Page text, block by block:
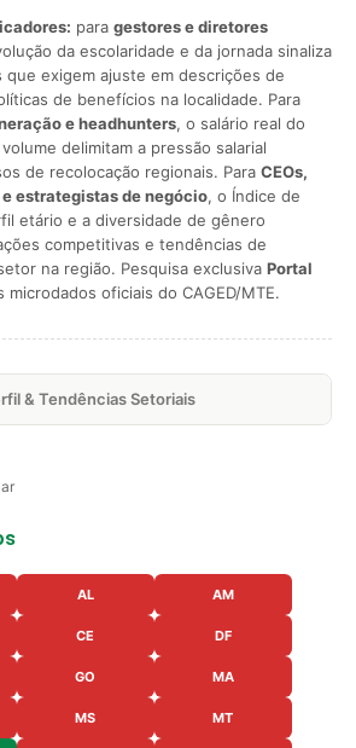
para gestores e diretores
da escolaridade e da jornada sinaliza
que exigem ajuste em descrições de
de benefícios na localidade. Para
e headhunters, o salário real do
delimitam a pressão salarial
de recolocação regionais. Para CEOs,
estrategistas de negócio, o Índice de
etário e a diversidade de gênero
competitivas e tendências de
na região. Pesquisa exclusiva Portal
microdados oficiais do CAGED/MTE.
& Tendências Setoriais
AL AM
CE DF
GO MA
MS MT